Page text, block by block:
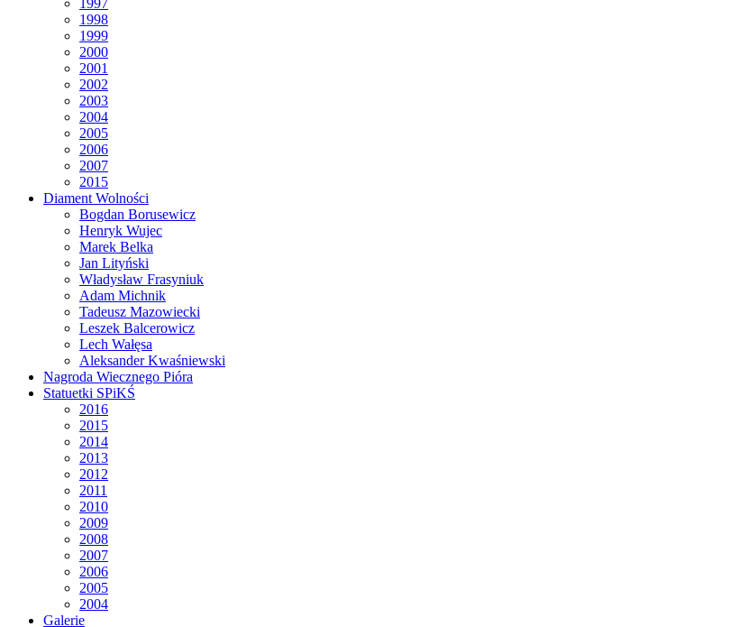
1998
1999
2000
2001
2002
2003
2004
2005
2006
2007
2015
Diament Wolności
Bogdan Borusewicz
Henryk Wujec
Marek Belka
Jan Lityński
Władysław Frasyniuk
Adam Michnik
Tadeusz Mazowiecki
Leszek Balcerowicz
Lech Wałęsa
Aleksander Kwaśniewski
Nagroda Wiecznego Pióra
Statuetki SPiKŚ
2016
2015
2014
2013
2012
2011
2010
2009
2008
2007
2006
2005
2004
Galerie